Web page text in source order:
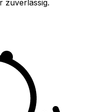
zuverlässig.